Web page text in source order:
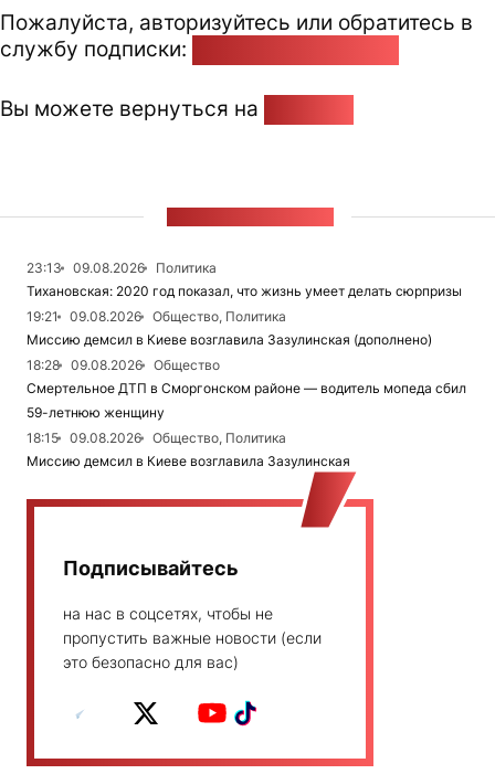
Пожалуйста, авторизуйтесь или обратитесь в
службу подписки:
Вы можете вернуться на
23:13 09.08.2026
Политика
Тихановская: 2020 год показал, что жизнь умеет делать сюрпризы
19:21
09.08.2026
Общество, Политика
Миссию демсил в Киеве возглавила Зазулинская (дополнено)
18:28
09.08.2026
Общество
Смертельное ДТП в Сморгонском районе — водитель мопеда сбил
59-летнюю женщину
18:15
09.08.2026
Общество, Политика
Миссию демсил в Киеве возглавила Зазулинская
Подписывайтесь
на нас в соцсетях, чтобы не
пропустить важные новости (если
это безопасно для вас)